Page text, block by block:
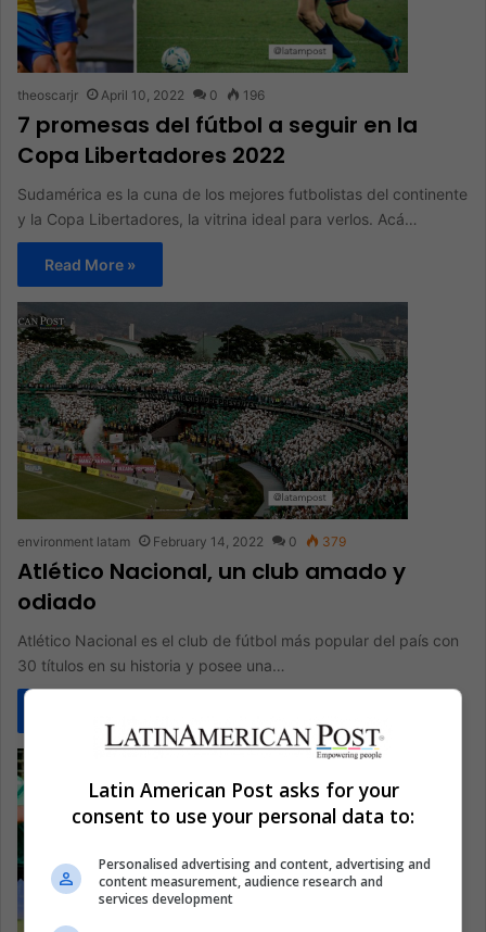
theoscarjr April 10, 2022 0 196
7 promesas del fútbol a seguir en la
Copa Libertadores 2022
Sudamérica es la cuna de los mejores futbolistas del continente
y la Copa Libertadores, la vitrina ideal para verlos. Acá…
Read More »
environment latam February 14, 2022 0 379
Atlético Nacional, un club amado y
odiado
Atlético Nacional es el club de fútbol más popular del país con
30 títulos en su historia y posee una…
Latin American Post asks for your
consent to use your personal data to:
Personalised advertising and content, advertising and
content measurement, audience research and
services development